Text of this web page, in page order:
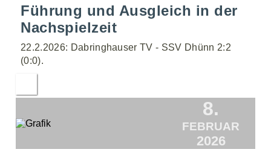
Führung und Ausgleich in der
Nachspielzeit
22.2.2026: Dabringhauser TV - SSV Dhünn 2:2
(0:0).
8.
FEBRUAR
2026